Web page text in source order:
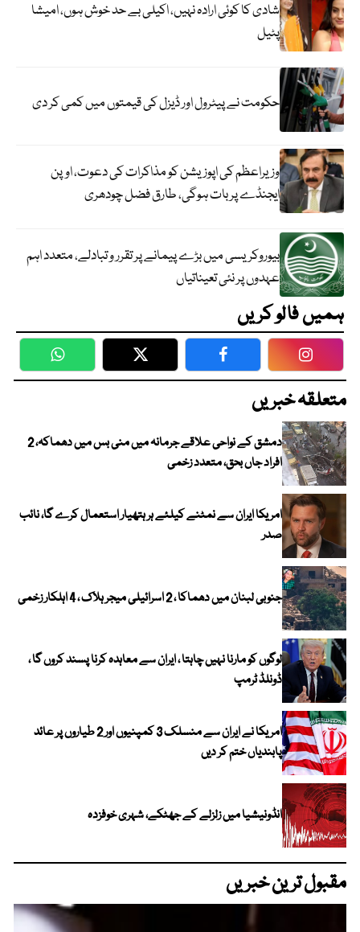
شادی کا کوئی ارادہ نہیں، اکیلی بے حد خوش ہوں، امیشا
پٹیل
حکومت نے پیٹرول اور ڈیزل کی قیمتوں میں کمی کر دی
وزیراعظم کی اپوزیشن کو مذاکرات کی دعوت، اوپن
ایجنڈے پر بات ہوگی، طارق فضل چودھری
بیوروکریسی میں بڑے پیمانے پر تقرر و تبادلے، متعدد اہم
عہدوں پر نئی تعیناتیاں
ہمیں فالو کریں
WhatsApp Twitter Facebook
متعلقہ خبریں
دمشق کے نواحی علاقے جرمانہ میں منی بس میں دھماکہ، 2
افراد جاں بحق، متعدد زخمی
امریکا ایران سے نمٹنے کیلئے ہر ہتھیار استعمال کرے گا، نائب
صدر
جنوبی لبنان میں دھماکا ، 2 اسرائیلی میجر ہلاک ، 4 اہلکار زخمی
لوگوں کو مارنا نہیں چاہتا ، ایران سے معاہدہ کرنا پسند کروں گا ،
ڈونلڈ ٹرمپ
امریکا نے ایران سے منسلک 3 کمپنیوں اور 2 طیاروں پر عائد
پابندیاں ختم کر دیں
انڈونیشیا میں زلزلے کے جھٹکے، شہری خوفزدہ
مقبول ترین خبریں